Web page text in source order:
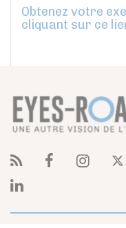
Obtenez votre
cliquant sur ce